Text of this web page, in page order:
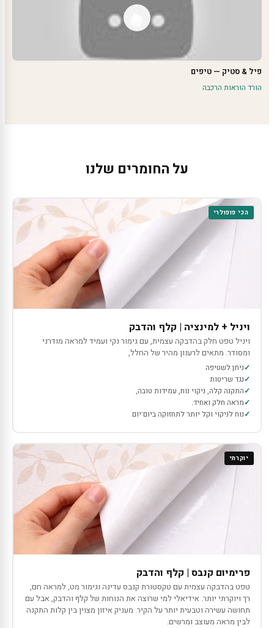
פיל & סטיק — טיפים
הורד הוראות הרכבה
על החומרים שלנו
הכי פופולרי
ויניל + למינציה | קלף והדבק
ויניל טפט חלק בהדבקה עצמית, עם גימור נקי ועמיד למראה מודרני
ומסודר. מתאים לרענון מהיר של החלל,
ניתן לשטיפה
נגד שריטות
התקנה קלה, ניקוי נוח, עמידות טובה,
מראה חלק ואחיד.
נוח לניקוי וקל יותר לתחזוקה ביום־יום
יוקרתי
פרימיום קנבס | קלף והדבק
טפט בהדבקה עצמית עם טקסטורת קנבס עדינה וגימור מט, למראה חם,
רך ויוקרתי יותר. אידיאלי למי שרוצה את הנוחות של קלף והדבק, אבל עם
תחושה עשירה וטבעית יותר על הקיר. מעניק איזון מצוין בין קלות התקנה
לבין מראה מעוצב ומרשים.